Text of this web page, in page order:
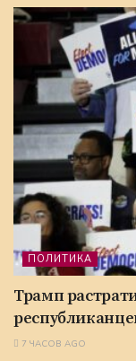
ПОЛИТИКА
Трамп
7 ЧАСОВ AGO